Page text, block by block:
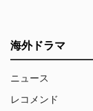
海外ドラマ
ニュース
レコメンド